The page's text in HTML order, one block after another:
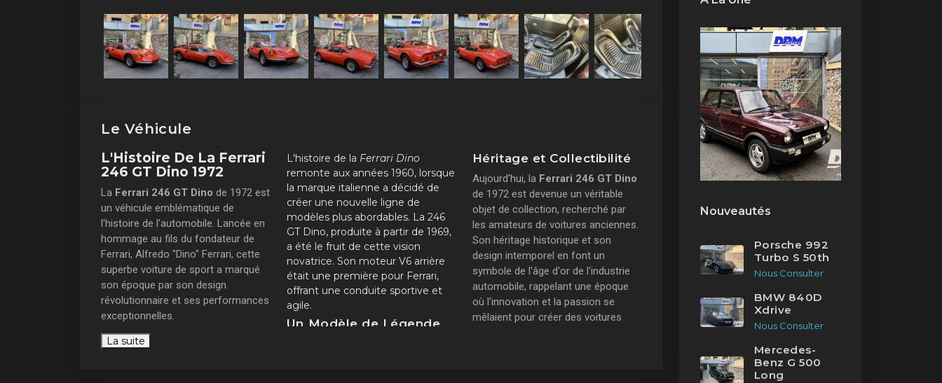
Le Véhicule
L'Histoire De La Ferrari
246 GT Dino 1972
La Ferrari 246 GT Dino de 1972 est
un véhicule emblématique de
l'histoire de l'automobile. Lancée en
hommage au fils du fondateur de
Ferrari, Alfredo "Dino" Ferrari, cette
superbe voiture de sport a marqué
son époque par son design
révolutionnaire et ses performances
exceptionnelles.
L'Origine Historique de la
Ferrari Dino
L'histoire de la Ferrari Dino
remonte aux années 1960, lorsque
la marque italienne a décidé de
créer une nouvelle ligne de
modèles plus abordables. La 246
GT Dino, produite à partir de 1969,
a été le fruit de cette vision
novatrice. Son moteur V6 arrière
était une première pour Ferrari,
offrant une conduite sportive et
agile.
Un Modèle de Légende
Héritage et Collectibilité
Aujourd'hui, la Ferrari 246 GT Dino
de 1972 est devenue un véritable
objet de collection, recherché par
les amateurs de voitures anciennes.
Son héritage historique et son
design intemporel en font un
symbole de l'âge d'or de l'industrie
automobile, rappelant une époque
où l'innovation et la passion se
mêlaient pour créer des voitures
La suite
Nouveautés
Porsche 992
Turbo S 50th
Nous Consulter
BMW 840D
Xdrive
Nous Consulter
Mercedes-
Benz G 500
Long